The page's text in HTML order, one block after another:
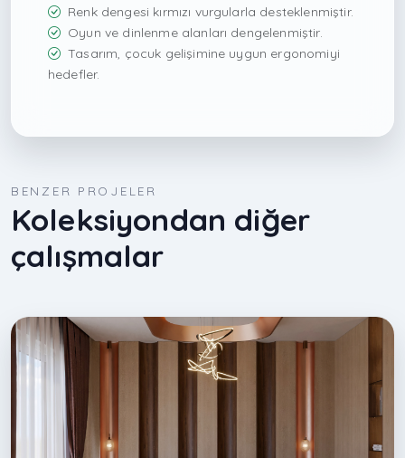
Renk dengesi kırmızı vurgularla desteklenmiştir.
Oyun ve dinlenme alanları dengelenmiştir.
Tasarım, çocuk gelişimine uygun ergonomiyi
hedefler.
BENZER PROJELER
Koleksiyondan diğer
çalışmalar